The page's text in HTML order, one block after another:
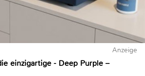
Anzeige
einzigartige - Deep Purple –